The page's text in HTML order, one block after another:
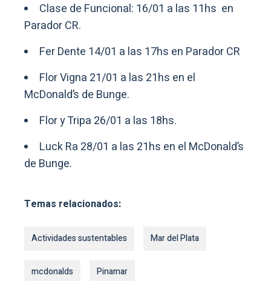
Clase de Funcional: 16/01 a las 11hs en
Parador CR.
Fer Dente 14/01 a las 17hs en Parador CR
Flor Vigna 21/01 a las 21hs en el
McDonald’s de Bunge.
Flor y Tripa 26/01 a las 18hs.
Luck Ra 28/01 a las 21hs en el McDonald’s
de Bunge.
Temas relacionados:
Actividades sustentables Mar del Plata
mcdonalds Pinamar